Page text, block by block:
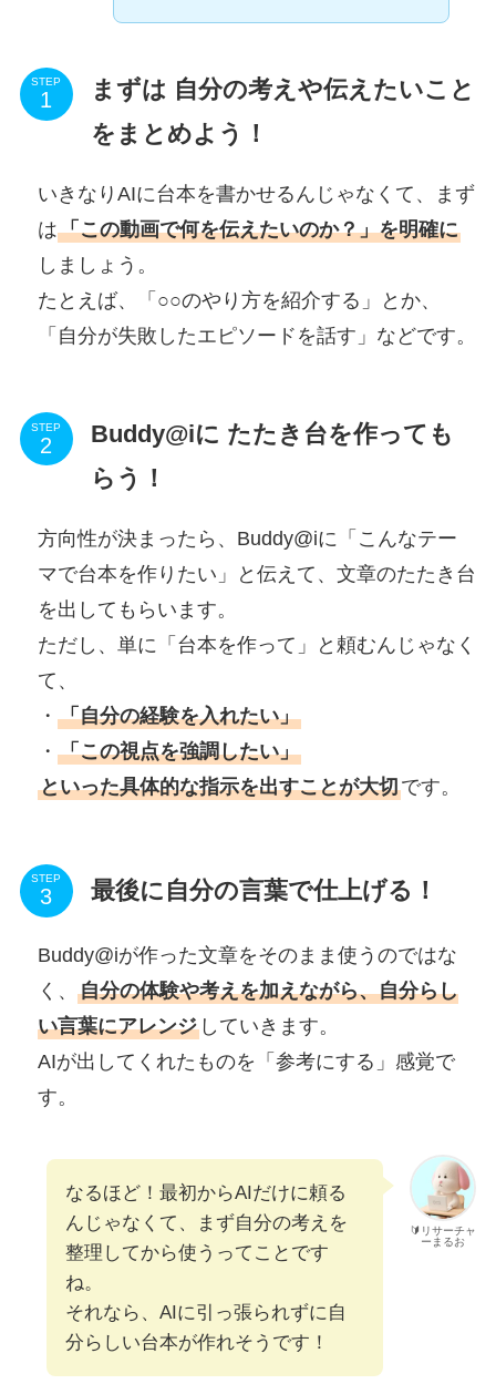
STEP
まずは 自分の考えや伝えたいこと
をまとめよう！
いきなりAIに台本を書かせるんじゃなくて、まず
は「この動画で何を伝えたいのか？」を明確に
しましょう。
たとえば、「○○のやり方を紹介する」とか、
「自分が失敗したエピソードを話す」などです。
STEP
Buddy@iに たたき台を作っても
らう！
方向性が決まったら、Buddy@iに「こんなテー
マで台本を作りたい」と伝えて、文章のたたき台
を出してもらいます。
ただし、単に「台本を作って」と頼むんじゃなく
て、
・ 「自分の経験を入れたい」
・ 「この視点を強調したい」
といった具体的な指示を出すことが大切です。
STEP 最後に自分の言葉で仕上げる！
Buddy@iが作った文章をそのまま使うのではな
く、 自分の体験や考えを加えながら、自分らし
い言葉にアレンジしていきます。
AIが出してくれたものを「参考にする」感覚で
す。
🔰リサーチャ
ーまるお
なるほど！最初からAIだけに頼る
んじゃなくて、まず自分の考えを
整理してから使うってことです
ね。
それなら、AIに引っ張られずに自
分らしい台本が作れそうです！